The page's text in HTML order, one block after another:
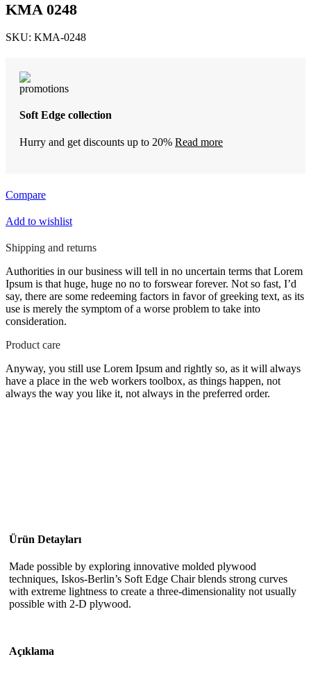
KMA 0248
SKU: KMA-0248
Soft Edge collection
Hurry and get discounts up to 20% Read more
Compare
Add to wishlist
Shipping and returns
Authorities in our business will tell in no uncertain terms that Lorem
Ipsum is that huge, huge no no to forswear forever. Not so fast, I’d
say, there are some redeeming factors in favor of greeking text, as its
use is merely the symptom of a worse problem to take into
consideration.
Product care
Anyway, you still use Lorem Ipsum and rightly so, as it will always
have a place in the web workers toolbox, as things happen, not
always the way you like it, not always in the preferred order.
Ürün Detayları
Made possible by exploring innovative molded plywood
techniques, Iskos-Berlin’s Soft Edge Chair blends strong curves
with extreme lightness to create a three-dimensionality not usually
possible with 2-D plywood.
Açıklama